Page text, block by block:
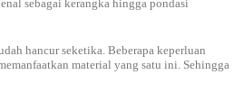
sebagai kerangka hingga pondasi
hancur seketika. Beberapa keperluan
material yang satu ini. Sehingga